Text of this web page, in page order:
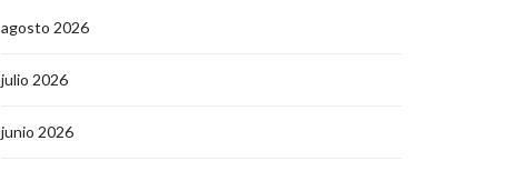
agosto 2026
julio 2026
junio 2026